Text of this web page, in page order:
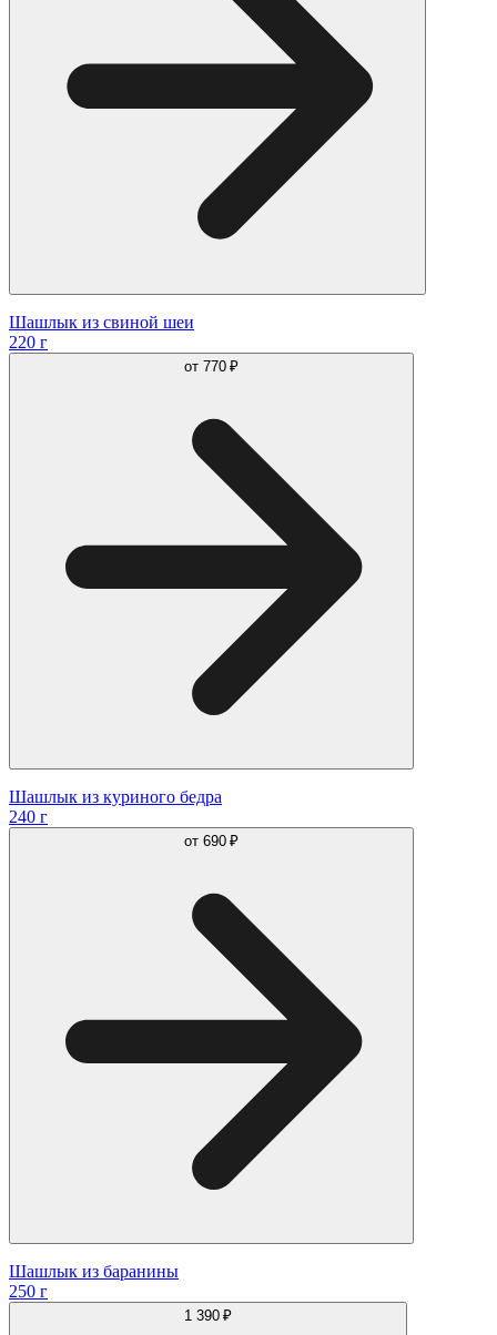
Шашлык из свиной шеи
220 г
от 770 ₽
Шашлык из куриного бедра
240 г
от 690 ₽
Шашлык из баранины
250 г
1 390 ₽